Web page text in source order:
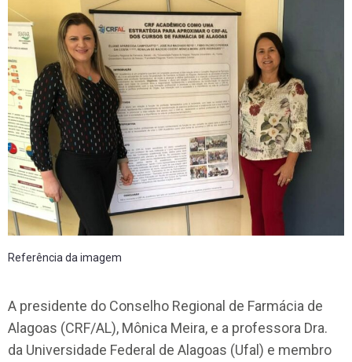
Referência da imagem
A presidente do Conselho Regional de Farmácia de
Alagoas (CRF/AL), Mônica Meira, e a professora Dra.
da Universidade Federal de Alagoas (Ufal) e membro